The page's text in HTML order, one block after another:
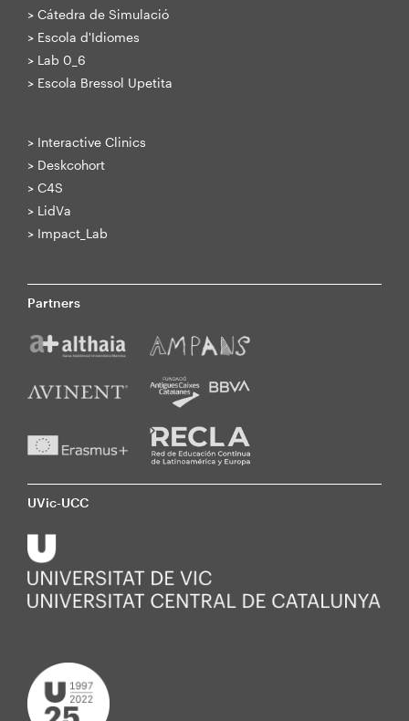
> Cátedra de Simulació
> Escola d'Idiomes
> Lab 0_6
> Escola Bressol Upetita
> Interactive Clinics
> Deskcohort
> C4S
> LidVa
> Impact_Lab
Partners
UVic-UCC